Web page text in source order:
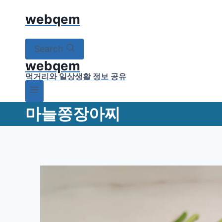
content
webqem
Search
webqem
먹거리와 일상생활 정보 공유
마늘쫑장아찌